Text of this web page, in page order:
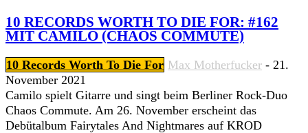
10 RECORDS WORTH TO DIE FOR: #162
MIT CAMILO (CHAOS COMMUTE)
10 Records Worth To Die For Max Motherfucker - 21.
November 2021
Camilo spielt Gitarre und singt beim Berliner Rock-Duo
Chaos Commute. Am 26. November erscheint das
Debütalbum Fairytales And Nightmares auf KROD